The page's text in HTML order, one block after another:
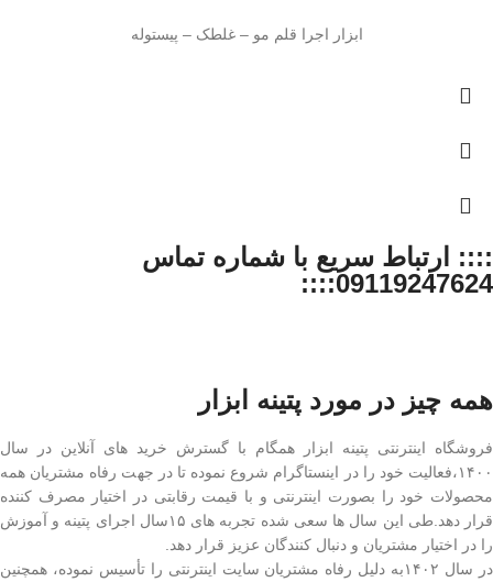
ابزار اجرا قلم مو – غلطک – پیستوله
:::: ارتباط سریع با شماره تماس
09119247624::::
همه چیز در مورد پتینه ابزار
فروشگاه اینترنتی پتینه ابزار همگام با گسترش خرید های آنلاین در سال
۱۴۰۰،فعالیت خود را در اینستاگرام شروع نموده تا در جهت رفاه مشتریان همه
محصولات خود را بصورت اینترنتی و با قیمت رقابتی در اختیار مصرف کننده
قرار دهد.طی این سال ها سعی شده تجربه های ۱۵سال اجرای پتینه و آموزش
را در اختیار مشتریان و دنبال کنندگان عزیز قرار دهد.
در سال ۱۴۰۲به دلیل رفاه مشتریان سایت اینترنتی را تأسیس نموده، همچنین